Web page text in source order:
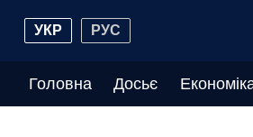
УКР РУС
Головна Досьє